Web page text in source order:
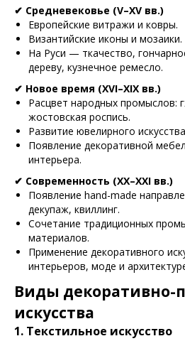
✔ Средневековье (V–XV вв.)
Европейские витражи и ковры.
Византийские иконы и мозаики.
На Руси — ткачество,
дереву, кузнечное ремесло.
✔ Новое время (XVI–XIX вв.)
Расцвет народных промыслов:
жостовская роспись.
Развитие ювелирного
Появление декоративной
интерьера.
✔ Современность (XX–XXI вв.)
Появление hand-made
декупаж, квиллинг.
Сочетание традиционных
материалов.
Применение декоративного
интерьеров, моде и
Виды декоративно-
искусства
1. Текстильное искусство